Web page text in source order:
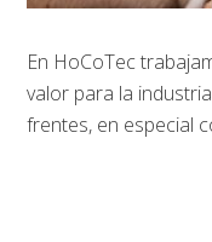
En HoCoTec
valor para la
frentes, en especial